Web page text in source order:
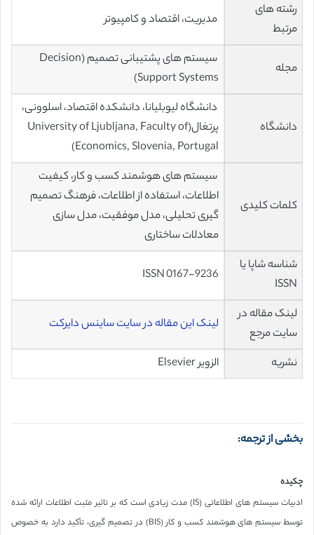
رشته های
مرتبط
مدیریت، اقتصاد و کامپیوتر
مجله
سیستم های پشتیبانی تصمیم (Decision
Support Systems)
دانشگاه
دانشگاه لیوبلیانا، دانشکده اقتصاد، اسلوونی،
پرتغال(University of Ljubljana, Faculty of
Economics, Slovenia, Portugal)
کلمات کلیدی
سیستم های هوشمند کسب و کار، کیفیت
اطلاعات، استفاده از اطلاعات، فرهنگ تصمیم
گیری تحلیلی، مدل موفقیت، مدل سازی
معادلات ساختاری
شناسه شاپا یا
ISSN
ISSN 0167-9236
لینک مقاله در
سایت مرجع
لینک این مقاله در سایت ساینس دایرکت
نشریه الزویر Elsevier
بخشی از ترجمه:
چکیده
ادبیات سیستم های اطلاعاتی (IS) مدت زیادی است که بر تاثیر مثبت اطلاعات ارائه شده
توسط سیستم های هوشمند کسب و کار (BIS) در تصمیم گیری، تأکید دارد به خصوص